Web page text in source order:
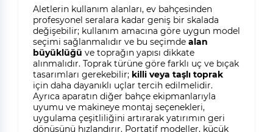
Aletlerin kullanım alanları, ev bahçesinden
profesyonel seralara kadar geniş bir skalada
değişebilir; kullanım amacına göre uygun model
seçimi sağlanmalıdır ve bu seçimde alan
büyüklüğü ve toprağın yapısı dikkate
alınmalıdır. Toprak türüne göre farklı uç ve bıçak
tasarımları gerekebilir; killi veya taşlı toprak
için daha dayanıklı uçlar tercih edilmelidir.
Ayrıca aparatın diğer bahçe ekipmanlarıyla
uyumu ve makineye montaj seçenekleri,
uygulama çeşitliliğini artırarak yatırımın geri
dönüşünü hızlandırır. Portatif modeller, küçük